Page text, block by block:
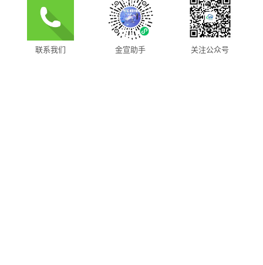
联系我们 金宣助手 关注公众号